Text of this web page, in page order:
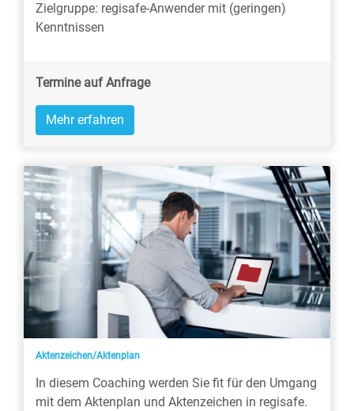
Zielgruppe: regisafe-Anwender mit (geringen)
Kenntnissen
Termine auf Anfrage
Mehr erfahren
Aktenzeichen/Aktenplan
In diesem Coaching werden Sie fit für den Umgang
mit dem Aktenplan und Aktenzeichen in regisafe.